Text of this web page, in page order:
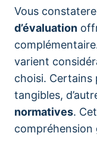
Vous
d’évaluation
varient
choisi. Certains
tangibles,
normatives.
compréhension